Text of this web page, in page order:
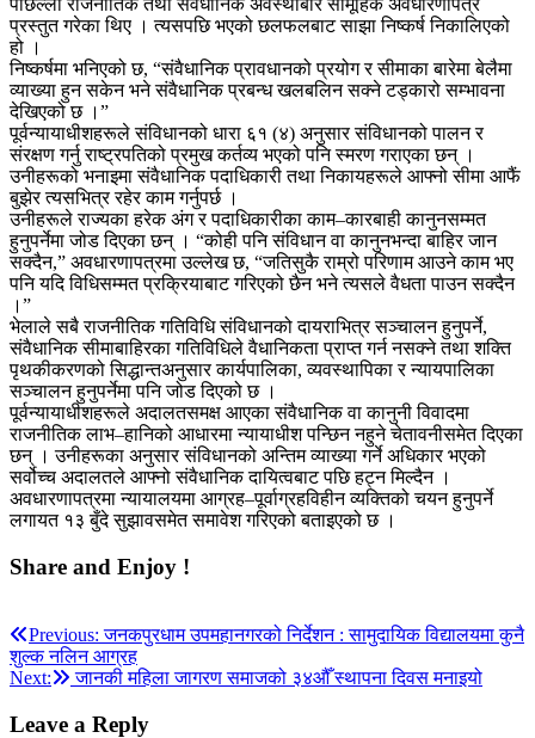
पछिल्लो राजनीतिक तथा संवैधानिक अवस्थाबारे सामूहिक अवधारणापत्र
प्रस्तुत गरेका थिए । त्यसपछि भएको छलफलबाट साझा निष्कर्ष निकालिएको
हो ।
निष्कर्षमा भनिएको छ, “संवैधानिक प्रावधानको प्रयोग र सीमाका बारेमा बेलैमा
व्याख्या हुन सकेन भने संवैधानिक प्रबन्ध खलबलिन सक्ने टड्कारो सम्भावना
देखिएको छ ।”
पूर्वन्यायाधीशहरूले संविधानको धारा ६१ (४) अनुसार संविधानको पालन र
संरक्षण गर्नु राष्ट्रपतिको प्रमुख कर्तव्य भएको पनि स्मरण गराएका छन् ।
उनीहरूको भनाइमा संवैधानिक पदाधिकारी तथा निकायहरूले आफ्नो सीमा आफैं
बुझेर त्यसभित्र रहेर काम गर्नुपर्छ ।
उनीहरूले राज्यका हरेक अंग र पदाधिकारीका काम–कारबाही कानुनसम्मत
हुनुपर्नेमा जोड दिएका छन् । “कोही पनि संविधान वा कानुनभन्दा बाहिर जान
सक्दैन,” अवधारणापत्रमा उल्लेख छ, “जतिसुकै राम्रो परिणाम आउने काम भए
पनि यदि विधिसम्मत प्रक्रियाबाट गरिएको छैन भने त्यसले वैधता पाउन सक्दैन
।”
भेलाले सबै राजनीतिक गतिविधि संविधानको दायराभित्र सञ्चालन हुनुपर्ने,
संवैधानिक सीमाबाहिरका गतिविधिले वैधानिकता प्राप्त गर्न नसक्ने तथा शक्ति
पृथकीकरणको सिद्धान्तअनुसार कार्यपालिका, व्यवस्थापिका र न्यायपालिका
सञ्चालन हुनुपर्नेमा पनि जोड दिएको छ ।
पूर्वन्यायाधीशहरूले अदालतसमक्ष आएका संवैधानिक वा कानुनी विवादमा
राजनीतिक लाभ–हानिको आधारमा न्यायाधीश पन्छिन नहुने चेतावनीसमेत दिएका
छन् । उनीहरूका अनुसार संविधानको अन्तिम व्याख्या गर्ने अधिकार भएको
सर्वोच्च अदालतले आफ्नो संवैधानिक दायित्वबाट पछि हट्न मिल्दैन ।
अवधारणापत्रमा न्यायालयमा आग्रह–पूर्वाग्रहविहीन व्यक्तिको चयन हुनुपर्ने
लगायत १३ बुँदे सुझावसमेत समावेश गरिएको बताइएको छ ।
Share and Enjoy !
Post
navigation
Previous: जनकपुरधाम उपमहानगरको निर्देशन : सामुदायिक विद्यालयमा कुनै
शुल्क नलिन आग्रह
Next:
जानकी महिला जागरण समाजको ३४औँ स्थापना दिवस मनाइयो
Leave a Reply